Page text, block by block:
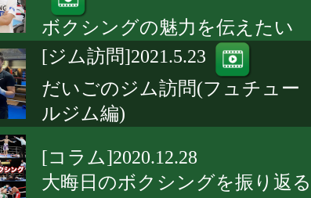
ボクシングの魅力を伝えたい
[ジム訪問]2021.5.23
だいごのジム訪問(フュチュー
ルジム編)
[コラム]2020.12.28
大晦日のボクシングを振り返る